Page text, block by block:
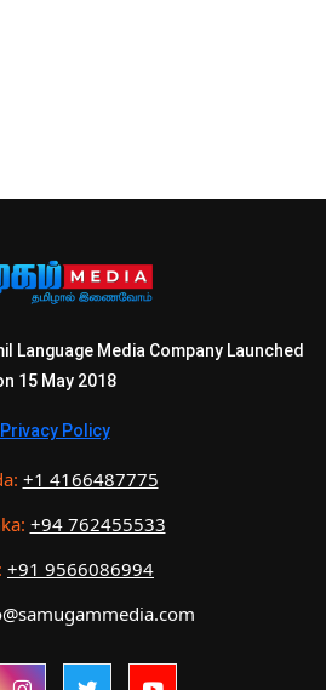
Language Media Company Launched
15 May 2018
Privacy Policy
+1 4166487775
+94 762455533
+91 9566086994